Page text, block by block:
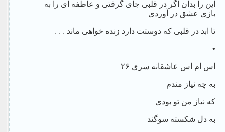
این را بدان اگر در قلبی جای گرفتی و عاطفه ای را به
بازی عشق در آوردی
تا ابد در قلبی که دوستت دارد زنده خواهی ماند . . .
•
اس ام اس عاشقانه سری ۲۶
به چه نیاز مندم
که نیاز من تو بودی
به دل شکسته سوگند